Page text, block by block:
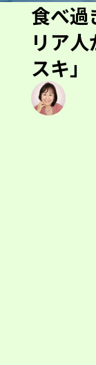
食べ過
リア
スキ」